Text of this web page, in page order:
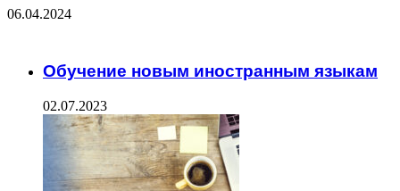
06.04.2024
Обучение новым иностранным языкам
02.07.2023